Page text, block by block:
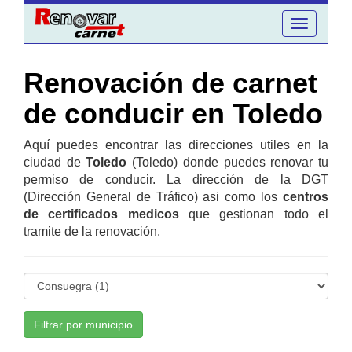
Toggle
navigation
Renovación de carnet
de conducir en Toledo
Aquí puedes encontrar las direcciones utiles en la
ciudad deToledo (Toledo) donde puedes renovar tu
permiso de conducir. La dirección de la DGT
(Dirección General de Tráfico) asi como los centros
de certificados medicosque gestionan todo el
tramite de la renovación.
Filtrar por municipio